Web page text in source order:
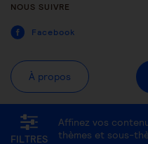
FILTRES
Affinez vos
thèmes et sous-
Tous les thèmes Être aidant
NOUS SUIVRE
Facebook
À propos